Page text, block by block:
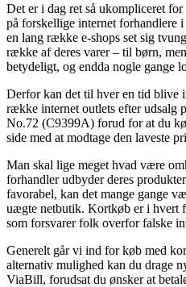
Det er i dag ret så ukompliceret
på forskellige internet forhandlere
en lang række e-shops set sig
række af deres varer – til børn,
betydeligt, og endda nogle gange
Derfor kan det til hver en tid blive
række internet outlets efter udsalg
No.72 (C9399A) forud for at du
side med at modtage den laveste
Man skal lige meget hvad være
forhandler udbyder deres
favorabel, kan det mange gange
uægte netbutik. Kortkøb er i hvert
som forsvarer folk overfor falske
Generelt går vi ind for køb med
alternativ mulighed kan du drage
ViaBill, forudsat du ønsker at